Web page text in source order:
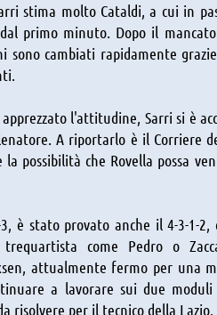
stima molto Cataldi, a cui in
primo minuto. Dopo il
sono cambiati rapidamente
l'attitudine, Sarri si è
A riportarlo è il Corriere
possibilità che Rovella possa
è stato provato anche il 4-3-1-2,
come Pedro o
attualmente fermo per una
a lavorare sui due
risolvere per il tecnico della Lazio.